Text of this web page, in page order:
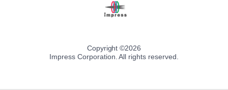
Copyright ©2026
Impress Corporation. All rights reserved.